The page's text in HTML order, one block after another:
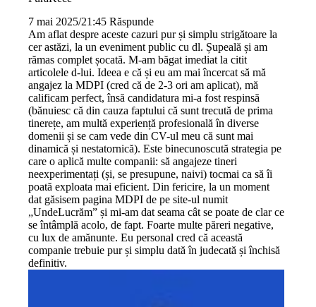
7 mai 2025/21:45 Răspunde
Am aflat despre aceste cazuri pur și simplu strigătoare la
cer astăzi, la un eveniment public cu dl. Șupeală și am
rămas complet șocată. M-am băgat imediat la citit
articolele d-lui. Ideea e că și eu am mai încercat să mă
angajez la MDPI (cred că de 2-3 ori am aplicat), mă
calificam perfect, însă candidatura mi-a fost respinsă
(bănuiesc că din cauza faptului că sunt trecută de prima
tinerețe, am multă experiență profesională în diverse
domenii și se cam vede din CV-ul meu că sunt mai
dinamică și nestatornică). Este binecunoscută strategia pe
care o aplică multe companii: să angajeze tineri
neexperimentați (și, se presupune, naivi) tocmai ca să îi
poată exploata mai eficient. Din fericire, la un moment
dat găsisem pagina MDPI de pe site-ul numit
„UndeLucrăm” și mi-am dat seama cât se poate de clar ce
se întâmplă acolo, de fapt. Foarte multe păreri negative,
cu lux de amănunte. Eu personal cred că această
companie trebuie pur și simplu dată în judecată și închisă
definitiv.